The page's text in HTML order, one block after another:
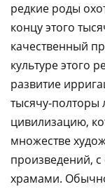
редкие роды
концу этого
качественный
культуре этого
развитие
тысячу-полторы
цивилизацию,
множестве
произведений,
храмами.